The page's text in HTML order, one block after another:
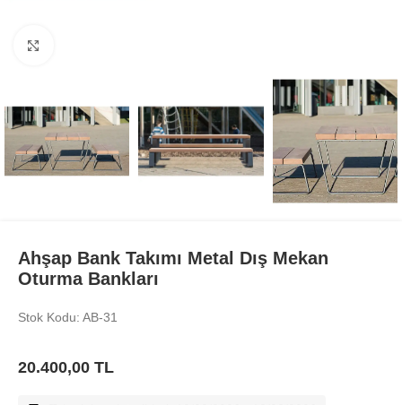
Ahşap Bank Takımı Metal Dış Mekan
Oturma Bankları
Stok Kodu: AB-31
20.400,00 TL